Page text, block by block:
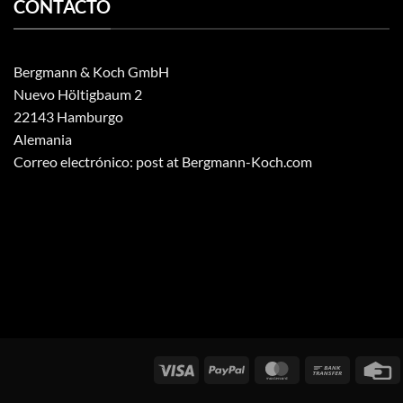
CONTACTO
Bergmann & Koch GmbH
Nuevo Höltigbaum 2
22143 Hamburgo
Alemania
Correo electrónico: post at Bergmann-Koch.com
Visados PayPal MasterCard